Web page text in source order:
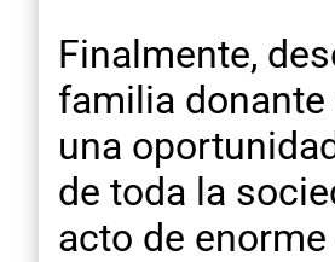
Finalmente,
familia donante
una
de toda la
acto de